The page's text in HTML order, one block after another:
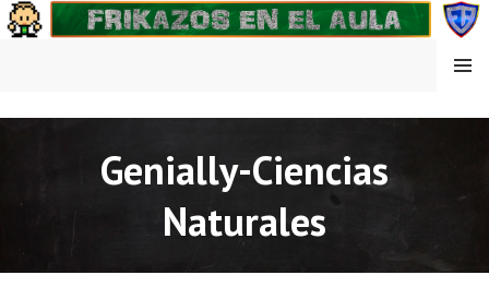
Saltar
al
FRIKAZOS EN EL AULA
MENÚ
Genially-Ciencias
Naturales